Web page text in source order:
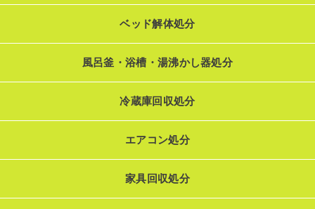
ベッド解体処分
風呂釜・浴槽・湯沸かし器処分
冷蔵庫回収処分
エアコン処分
家具回収処分